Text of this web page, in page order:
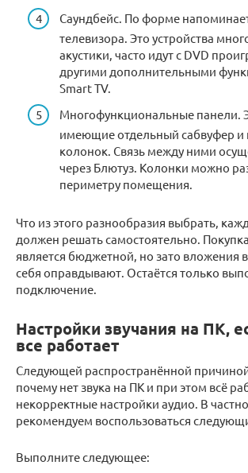
Саундбейс. По форме
телевизора. Это устройства
акустики, часто идут с DVD
другими дополнительными
Smart TV.
Многофункциональные панели.
имеющие отдельный сабвуфер и
колонок. Связь между ними
через Блютуз. Колонки можно
периметру помещения.
Что из этого разнообразия выбрать,
должен решать самостоятельно.
является бюджетной, но зато вложения
себя оправдывают. Остаётся только
подключение.
Настройки звучания на ПК,
все работает
Следующей распространённой
почему нет звука на ПК и при этом всё
некорректные настройки аудио. В
рекомендуем воспользоваться
Выполните следующее: